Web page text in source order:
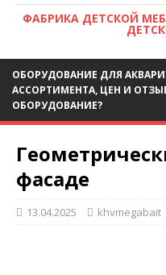
ФАБРИКА ДЕТСКОЙ
ОБОРУДОВАНИЕ ДЛЯ
АССОРТИМЕНТА, ЦЕН И
ОБОРУДОВАНИЕ?
фасаде
13.04.2025 khvmegabait